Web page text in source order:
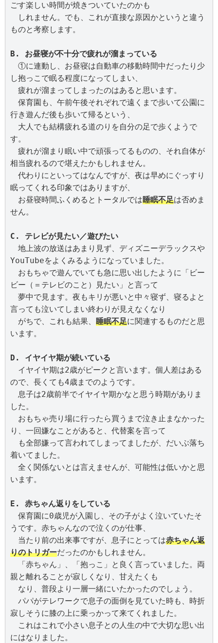
ごす楽しい時間が焼きついていたのかも
しれません。でも、これが直接な原因かというと違う
B. お昼寝が不十分で疲れが溜まっている
①に連動し、お昼寝は自動車の移動時間中だったり少
し抱っこで眠る程度になってしまい、
疲れが溜まってしまったのはあると思います。
保育園も、午前午後それぞれで遠くまで歩いて公園に
行き遊んだ後も歩いて帰るという、
大人でも結構疲れる道のりを自分の足で歩くようで
す。
疲れが溜まり眠い中で頑張ってるものの、それ自体が
相当疲れるので堪えたかもしれません。
代わりにといってはなんですが、夜は早めにぐっすり
眠ってくれる印象ではありますが、
お昼寝時間ふくめるとトータルでは睡眠不足は否めま
せん。
地上波の放送はあまり見ず、ディズニーデラックスや
YouTubeをよくみるようになっていました。
おもちゃで遊んでいても急に思い出したように「ビー
ビー（＝テレビのこと）見たい」と言って
夢中で見ます。夜もキリが悪いと中々寝ず、寝るよと
言っても泣いてしまい終わりが見えなくなり
がちで、これも結果、 睡眠不足に関連するものだと思
います。
イヤイヤ期は2歳がピークと言います。個人差はある
ので、長くても4歳までのようです。
息子は2歳前半でイヤイヤ期かなと思う時期がありま
した。
おもちゃ売り場に行ったら買うまで泣き止まなかった
り、一回嫌なことがあると、代替案を言って
も全部嫌って言われてしまってましたが、だいぶ落ち
着いてました。
全く関係ないとは言えませんが、可能性は低いかと思
います。
保育園に0歳児が入園し、その子がよく泣いていたそ
うです。赤ちゃんなので泣くのが仕事、
当たり前の出来事ですが、息子にとっては赤ちゃん返
りのトリガーだったのかもしれません。
「赤ちゃん」、「抱っこ」と良く言っていました。両
親と離れることが寂しくなり、甘えたくも
なり、普段より一層一緒にいたかったのでしょう。
パパがテレワークで息子の面倒を見ていた時も、時折
寂しそうに膝の上に乗っかって来てくれました。
これはこれで小さい息子との人生の中で大切な思い出
にはなりました。